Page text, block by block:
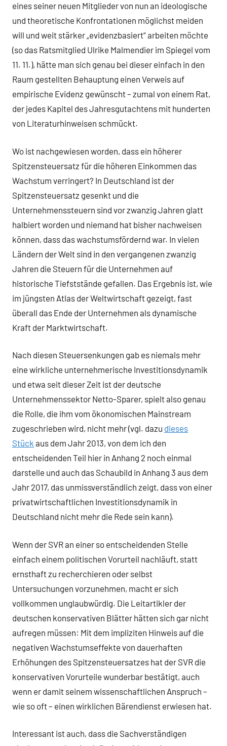
eines seiner neuen Mitglieder von nun an ideologische
und theoretische Konfrontationen möglichst meiden
will und weit stärker „evidenzbasiert“ arbeiten möchte
(so das Ratsmitglied Ulrike Malmendier im Spiegel vom
11. 11.), hätte man sich genau bei dieser einfach in den
Raum gestellten Behauptung einen Verweis auf
empirische Evidenz gewünscht – zumal von einem Rat,
der jedes Kapitel des Jahresgutachtens mit hunderten
von Literaturhinweisen schmückt.
Wo ist nachgewiesen worden, dass ein höherer
Spitzensteuersatz für die höheren Einkommen das
Wachstum verringert? In Deutschland ist der
Spitzensteuersatz gesenkt und die
Unternehmenssteuern sind vor zwanzig Jahren glatt
halbiert worden und niemand hat bisher nachweisen
können, dass das wachstumsfördernd war. In vielen
Ländern der Welt sind in den vergangenen zwanzig
Jahren die Steuern für die Unternehmen auf
historische Tiefststände gefallen. Das Ergebnis ist, wie
im jüngsten Atlas der Weltwirtschaft gezeigt, fast
überall das Ende der Unternehmen als dynamische
Kraft der Marktwirtschaft.
Nach diesen Steuersenkungen gab es niemals mehr
eine wirkliche unternehmerische Investitionsdynamik
und etwa seit dieser Zeit ist der deutsche
Unternehmenssektor Netto-Sparer, spielt also genau
die Rolle, die ihm vom ökonomischen Mainstream
zugeschrieben wird, nicht mehr (vgl. dazu dieses
Stück aus dem Jahr 2013, von dem ich den
entscheidenden Teil hier in Anhang 2 noch einmal
darstelle und auch das Schaubild in Anhang 3 aus dem
Jahr 2017, das unmissverständlich zeigt, dass von einer
privatwirtschaftlichen Investitionsdynamik in
Deutschland nicht mehr die Rede sein kann).
Wenn der SVR an einer so entscheidenden Stelle
einfach einem politischen Vorurteil nachläuft, statt
ernsthaft zu recherchieren oder selbst
Untersuchungen vorzunehmen, macht er sich
vollkommen unglaubwürdig. Die Leitartikler der
deutschen konservativen Blätter hätten sich gar nicht
aufregen müssen: Mit dem impliziten Hinweis auf die
negativen Wachstumseffekte von dauerhaften
Erhöhungen des Spitzensteuersatzes hat der SVR die
konservativen Vorurteile wunderbar bestätigt, auch
wenn er damit seinem wissenschaftlichen Anspruch –
wie so oft – einen wirklichen Bärendienst erwiesen hat.
Interessant ist auch, dass die Sachverständigen